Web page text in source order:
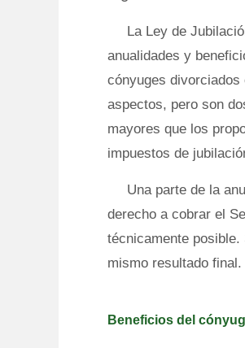
La Ley de
anualidades y
cónyuges
aspectos, pero son
mayores que los
impuestos de
Una parte de la
derecho a cobrar el
técnicamente
mismo resultado final.
Beneficios del